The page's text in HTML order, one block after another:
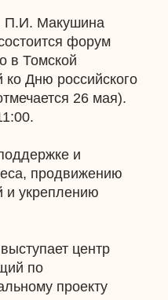
П.И. Макушина
форум
в Томской
ко Дню российского
26 мая).
и
продвижению
и укреплению
центр
по
проекту